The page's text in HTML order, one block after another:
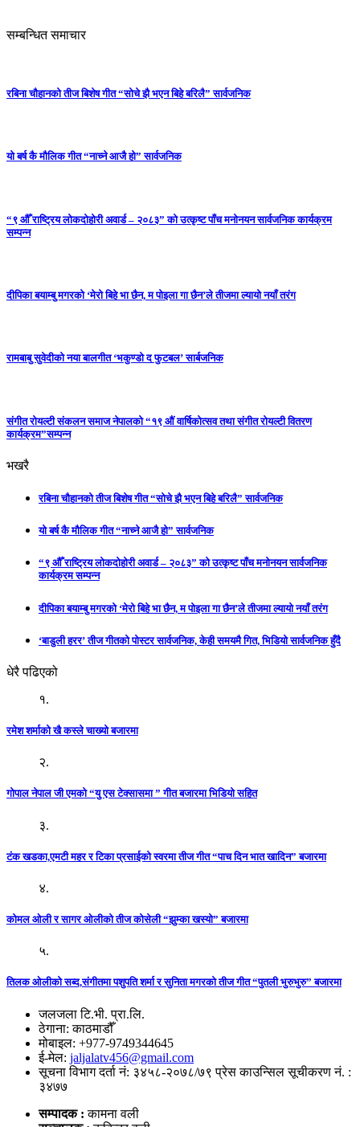
सम्बन्धित समाचार
रबिना चौहानको तीज बिशेष गीत “सोचे झै भएन बिहे बरिलै” सार्वजनिक
यो बर्ष कै मौलिक गीत “नाच्ने आजै हो” सार्वजनिक
“९ औँ राष्ट्रिय लोकदोहोरी अवार्ड – २०८३” को उत्कृष्ट पाँच मनोनयन सार्वजनिक कार्यक्रम
सम्पन्न
दीपिका बयाम्बु मगरको ‘मेरो बिहे भा छैन, म पोइला गा छैन’ले तीजमा ल्यायो नयाँ तरंग
रामबाबु सुवेदीको नया बालगीत ‘भकुण्डो द फुटबल’ सार्बजनिक
संगीत रोयल्टी संकलन समाज नेपालको “१९ औं वार्षिकोत्सव तथा संगीत रोयल्टी वितरण
कार्यक्रम”सम्पन्न
भखरै
रबिना चौहानको तीज बिशेष गीत “सोचे झै भएन बिहे बरिलै” सार्वजनिक
यो बर्ष कै मौलिक गीत “नाच्ने आजै हो” सार्वजनिक
“९ औँ राष्ट्रिय लोकदोहोरी अवार्ड – २०८३” को उत्कृष्ट पाँच मनोनयन सार्वजनिक
कार्यक्रम सम्पन्न
दीपिका बयाम्बु मगरको ‘मेरो बिहे भा छैन, म पोइला गा छैन’ले तीजमा ल्यायो नयाँ तरंग
‘बाडुली हरर’ तीज गीतको पोस्टर सार्वजनिक, केही समयमै गित, भिडियो सार्वजनिक हुँदै
धेरै पढिएको
१.
रमेश शर्माको खै कस्ले चाख्यो बजारमा
२.
गोपाल नेपाल जी एमको “यु एस टेक्सासमा ” गीत बजारमा भिडियो सहित
३.
टंक खडका,एमटी महर र टिका प्रसाईको स्वरमा तीज गीत “पाच दिन भात खादिन” बजारमा
४.
कोमल ओली र सागर ओलीको तीज कोसेली “झुम्का खस्यो” बजारमा
५.
तिलक ओलीको सब्द,संगीतमा पशुपति शर्मा र सुनिता मगरको तीज गीत “पुतली भुरुभुरु” बजारमा
जलजला टि.भी. प्रा.लि.
ठेगाना: काठमाडौँ
मोबाइल: +977-9749344645
ई-मेल: jaljalatv456@gmail.com
सूचना विभाग दर्ता नं: ३४५८-२०७८/७९ प्रेस काउन्सिल सूचीकरण नं. :
३४७७
सम्पादक :कामना वली